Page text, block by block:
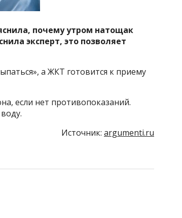
почему утром натощак
эксперт, это позволяет
а ЖКТ готовится к приему
если нет противопоказаний.
Источник: argumenti.ru